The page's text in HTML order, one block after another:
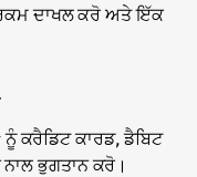
ਦਾਖਲ ਕਰੋ ਅਤੇ ਇੱਕ
ਕਰੈਡਿਟ ਕਾਰਡ, ਡੈਬਿਟ
ਨਾਲ ਭੁਗਤਾਨ ਕਰੋ।